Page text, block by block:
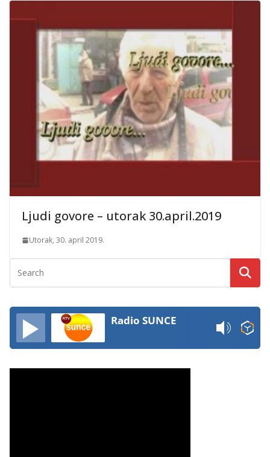
Ljudi govore – utorak 30.april.2019
Utorak, 30. april 2019.
Radio SUNCE